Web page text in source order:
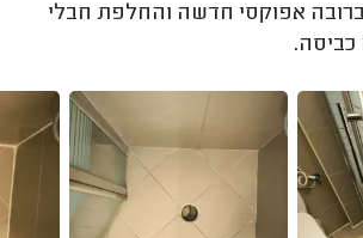
אפוקסי חדשה והחלפת חבלי